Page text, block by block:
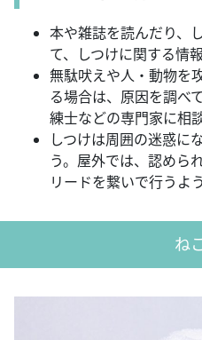
本や雑誌を読んだり、
て、しつけに関する情
無駄吠えや人・動物を
る場合は、原因を調べ
練士などの専門家に相
しつけは周囲の迷惑に
う。屋外では、認めら
リードを繋いで行うよ
ね